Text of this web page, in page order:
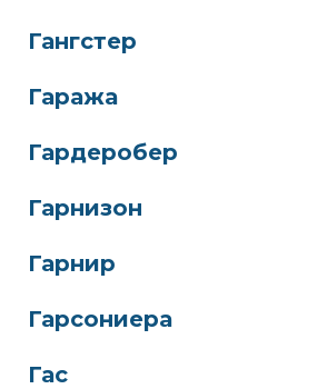
Гангстер
Гаража
Гардеробер
Гарнизон
Гарнир
Гарсониера
Гас